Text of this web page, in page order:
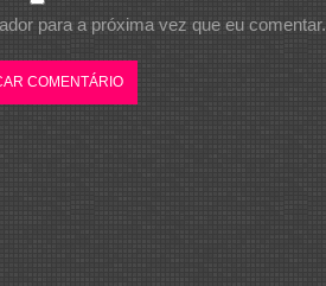
para a próxima vez que eu comentar.